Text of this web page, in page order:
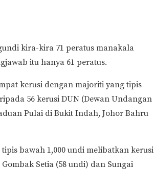
kira-kira 71 peratus manakala
itu hanya 61 peratus.
kerusi dengan majoriti yang tipis
56 kerusi DUN (Dewan Undangan
Pulai di Bukit Indah, Johor Bahru
bawah 1,000 undi melibatkan kerusi
Setia (58 undi) dan Sungai